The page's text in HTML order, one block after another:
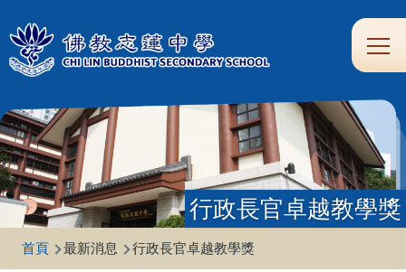
Main
生
涯
劃
家
校
作
校
友
圖
書
園
道
行政長官卓越教學獎
導
首頁 最新消息 行政長官卓越教學獎